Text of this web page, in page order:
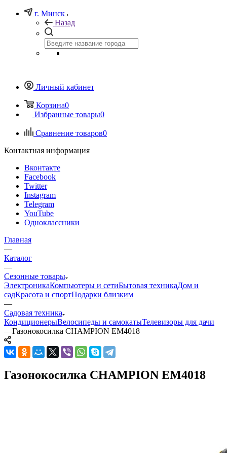
г. Минск
Назад
Личный кабинет
Корзина0
Избранные товары0
Сравнение товаров0
Контактная информация
Вконтакте
Facebook
Twitter
Instagram
Telegram
YouTube
Одноклассники
Главная
—
Каталог
—
Сезонные товары
ЭлектроникаКомпьютеры и сетиБытовая техникаДом и
садКрасота и спортПодарки близким
—
Садовая техника
КондиционерыВелосипеды и самокатыТелевизоры для дачи
—Газонокосилка CHAMPION EM4018
Газонокосилка CHAMPION EM4018